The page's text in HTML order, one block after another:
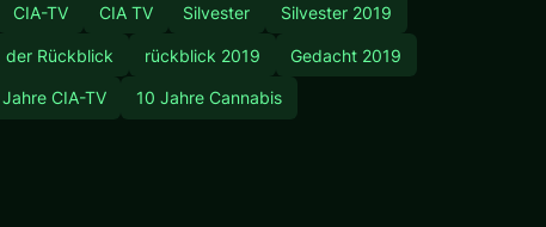
CIA-TV CIA TV Silvester Silvester 2019
der Rückblick rückblick 2019 Gedacht 2019
CIA-TV 10 Jahre Cannabis